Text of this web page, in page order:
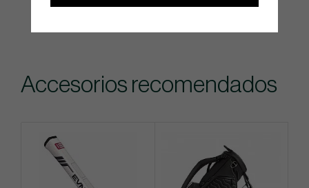
Accesorios recomendados